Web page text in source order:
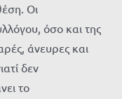
Οι
όσο και της
άνευρες και
δεν
το